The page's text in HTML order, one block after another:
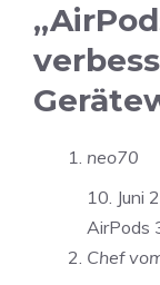
neo70
10. Juni
AirPods
Chef